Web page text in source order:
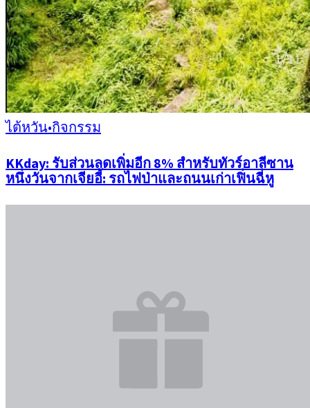
ไต้หวัน•กิจกรรม
KKday: รับส่วนลดเพิ่มอีก 8% สำหรับทัวร์อาลีซาน
หนึ่งวันจากเจียอี้: รถไฟป่าและถนนเก่าเฟิ่นฉี่หู